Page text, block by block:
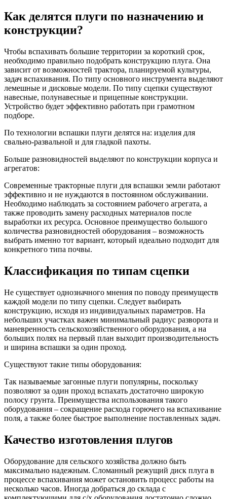
Как делятся плуги по назначению и
конструкции?
Чтобы вспахивать большие территории за короткий срок,
необходимо правильно подобрать конструкцию плуга. Она
зависит от возможностей трактора, планируемой культуры,
задач вспахивания. По типу основного инструмента выделяют
лемешные и дисковые модели. По типу сцепки существуют
навесные, полунавесные и прицепные конструкции.
Устройство будет эффективно работать при грамотном
подборе.
По технологии вспашки плуги делятся на: изделия для
свально-развальной и для гладкой пахоты.
Больше разновидностей выделяют по конструкции корпуса и
агрегатов:
Современные тракторные плуги для вспашки земли работают
эффективно и не нуждаются в постоянном обслуживании.
Необходимо наблюдать за состоянием рабочего агрегата, а
также проводить замену расходных материалов после
выработки их ресурса. Основное преимущество большого
количества разновидностей оборудования – возможность
выбрать именно тот вариант, который идеально подходит для
конкретного типа почвы.
Классификация по типам сцепки
Не существует однозначного мнения по поводу преимуществ
каждой модели по типу сцепки. Следует выбирать
конструкцию, исходя из индивидуальных параметров. На
небольших участках важен минимальный радиус разворота и
маневренность сельскохозяйственного оборудования, а на
больших полях на первый план выходит производительность
и ширина вспашки за один проход.
Существуют такие типы оборудования:
Так называемые загонные плуги популярны, поскольку
позволяют за один проход вспахать достаточно широкую
полосу грунта. Преимущества использования такого
оборудования – сокращение расхода горючего на вспахивание
поля, а также более быстрое выполнение поставленных задач.
Качество изготовления плугов
Оборудование для сельского хозяйства должно быть
максимально надежным. Сломанный режущий диск плуга в
процессе вспахивания может остановить процесс работы на
несколько часов. Иногда добраться до склада с